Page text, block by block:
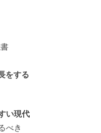
をする
い現代
べき